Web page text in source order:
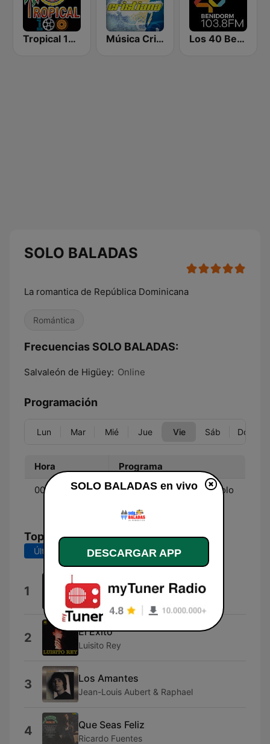
Tropical 100 Bolero Música Cristiana Los 40 Benidorm
SOLO BALADAS
La romantica de República Dominicana
Romántica
Frecuencias SOLO BALADAS:
Salvaleón de Higüey: Online
Programación
Lun Mar Mié Jue Vie Sáb Dom
Hora Programa
00:00 - 00:00
Viernes de FieraMIX - Solo
Top Canciones
Últimos 7 días Últimos 30 días
1 Frente a una Copa de Vino
Luisito Rey
2 El Éxito
Luisito Rey
3 Los Amantes
Jean-Louis Aubert & Raphael
4 Que Seas Feliz
Ricardo Fuentes
SOLO BALADAS en vivo
DESCARGAR APP